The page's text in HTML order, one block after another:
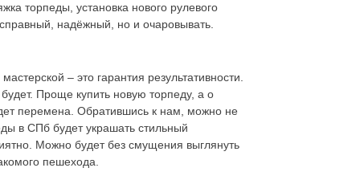
торпеды, установка нового рулевого
надёжный, но и очаровывать.
– это гарантия результативности.
Проще купить новую торпеду, а о
перемена. Обратившись к нам, можно не
в СПб будет украшать стильный
Можно будет без смущения выглянуть
пешехода.